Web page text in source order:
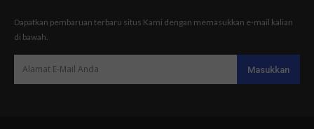
Dapatkan pembaruan terbaru situs Kami dengan memasukkan e-mail kalian
di bawah.